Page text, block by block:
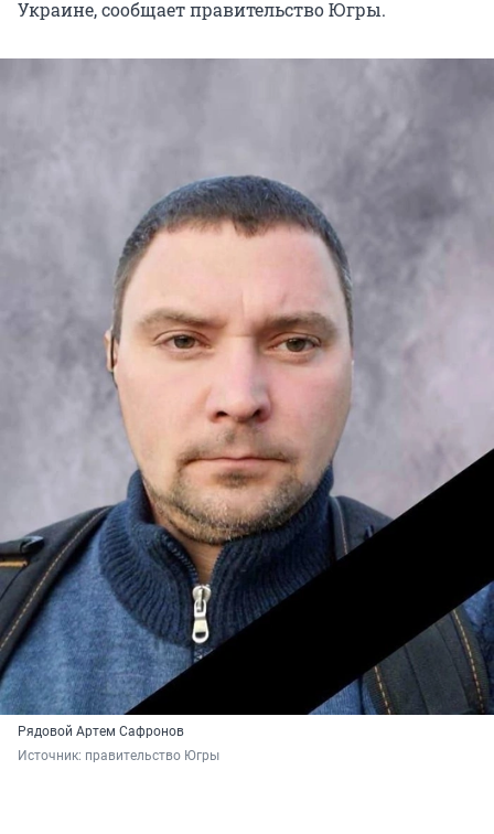
Украине, сообщает правительство Югры.
Рядовой Артем Сафронов
Источник: правительство Югры